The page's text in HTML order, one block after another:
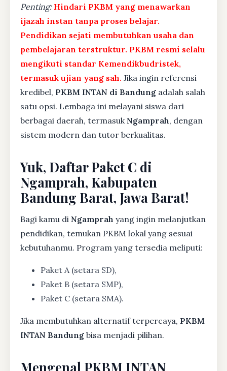
Penting: Hindari PKBM yang menawarkan
ijazah instan tanpa proses belajar.
Pendidikan sejati membutuhkan usaha dan
pembelajaran terstruktur. PKBM resmi selalu
mengikuti standar Kemendikbudristek,
termasuk ujian yang sah. Jika ingin referensi
kredibel, PKBM INTAN di Bandung adalah salah
satu opsi. Lembaga ini melayani siswa dari
berbagai daerah, termasukNgamprah, dengan
sistem modern dan tutor berkualitas.
Yuk, Daftar Paket C di
Ngamprah, Kabupaten
Bandung Barat, Jawa Barat!
Bagi kamu di Ngamprah yang ingin melanjutkan
pendidikan, temukan PKBM lokal yang sesuai
kebutuhanmu. Program yang tersedia meliputi:
Paket A (setara SD),
Paket B (setara SMP),
Paket C (setara SMA).
Jika membutuhkan alternatif terpercaya, PKBM
INTAN Bandung bisa menjadi pilihan.
Mengenal PKBM INTAN